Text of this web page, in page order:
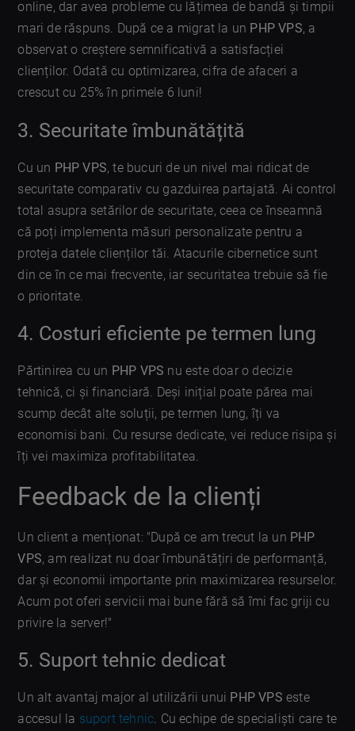
online, dar avea probleme cu lățimea de bandă și timpii
mari de răspuns. După ce a migrat la un PHP VPS, a
observat o creștere semnificativă a satisfacției
clienților. Odată cu optimizarea, cifra de afaceri a
crescut cu 25% în primele 6 luni!
3. Securitate îmbunătățită
Cu un PHP VPS, te bucuri de un nivel mai ridicat de
securitate comparativ cu gazduirea partajată. Ai control
total asupra setărilor de securitate, ceea ce înseamnă
că poți implementa măsuri personalizate pentru a
proteja datele clienților tăi. Atacurile cibernetice sunt
din ce în ce mai frecvente, iar securitatea trebuie să fie
o prioritate.
4. Costuri eficiente pe termen lung
Părtinirea cu un PHP VPS nu este doar o decizie
tehnică, ci și financiară. Deși inițial poate părea mai
scump decât alte soluții, pe termen lung, îți va
economisi bani. Cu resurse dedicate, vei reduce risipa și
îți vei maximiza profitabilitatea.
Feedback de la clienți
Un client a menționat: "După ce am trecut la un PHP
VPS, am realizat nu doar îmbunătățiri de performanță,
dar și economii importante prin maximizarea resurselor.
Acum pot oferi servicii mai bune fără să îmi fac griji cu
privire la server!"
5. Suport tehnic dedicat
Un alt avantaj major al utilizării unui PHP VPS este
accesul la suport tehnic. Cu echipe de specialiști care te